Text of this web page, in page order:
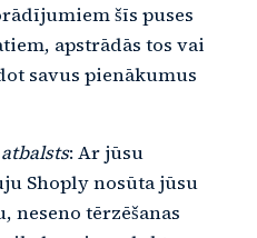
šīs puses
apstrādās tos vai
savus pienākumus
: Ar jūsu
Shoply nosūta jūsu
neseno tērzēšanas